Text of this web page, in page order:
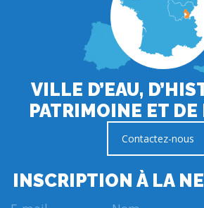
VILLE D’EAU,
PATRIMOINE ET
Contactez-nous
INSCRIPTION À LA